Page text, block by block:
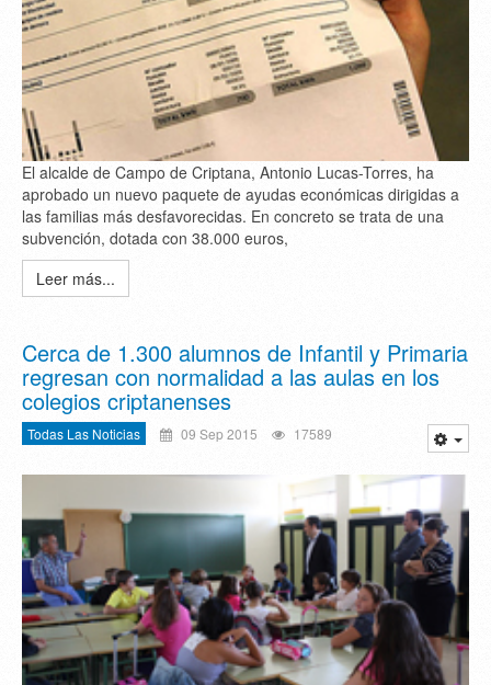
El alcalde de Campo de Criptana, Antonio Lucas-Torres, ha
aprobado un nuevo paquete de ayudas económicas dirigidas a
las familias más desfavorecidas. En concreto se trata de una
subvención, dotada con 38.000 euros,
Leer más...
Cerca de 1.300 alumnos de Infantil y Primaria
regresan con normalidad a las aulas en los
colegios criptanenses
Todas Las Noticias 09 Sep 2015 17589